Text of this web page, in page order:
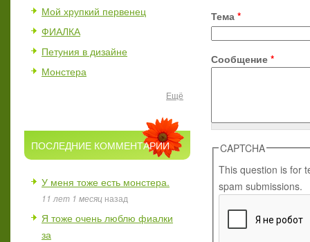
Мой хрупкий первенец
ФИАЛКА
Петуния в дизайне
Монстера
Ещё
ПОСЛЕДНИЕ КОММЕНТАРИИ
У меня тоже есть монстера.
11 лет 1 месяц назад
Я тоже очень люблю фиалки
за
Тема *
Сообщение *
CAPTCHA
This question is for
spam submissions.